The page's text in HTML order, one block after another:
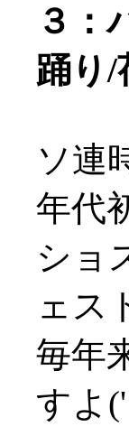
３：
踊り/
ソ連
年代
ショ
ェス
毎年
すよ